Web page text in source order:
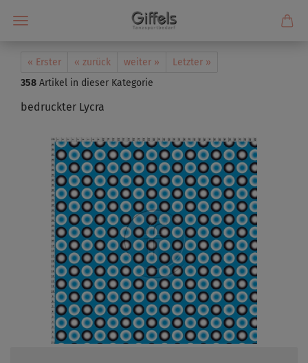
« Erster « zurück weiter »
Letzter »
358 Artikel in dieser Kategorie
bedruckter Lycra